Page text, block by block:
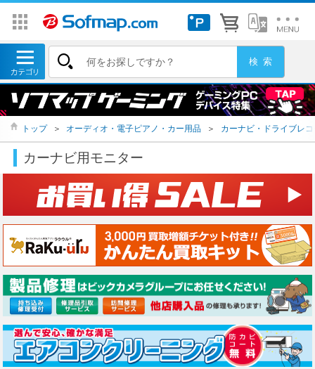
トップ ＞ オーディオ・電子ピアノ・カー用品 ＞ カーナビ・ドライブレ
カーナビ用モニター